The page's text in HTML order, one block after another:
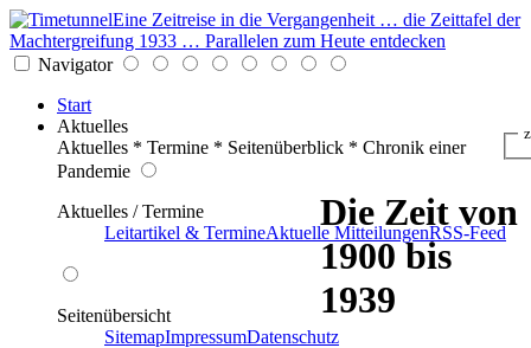
Eine Zeitreise in die Vergangenheit … die Zeittafel der
Machtergreifung 1933 … Parallelen zum Heute entdecken
Navigator
Start
Aktuelles
Aktuelles * Termine * Seitenüberblick * Chronik einer
Pandemie
Aktuelles / Termine
Leitartikel & TermineAktuelle MitteilungenRSS-Feed
Seitenübersicht
SitemapImpressumDatenschutz
Die Zeit von
1900 bis
1939